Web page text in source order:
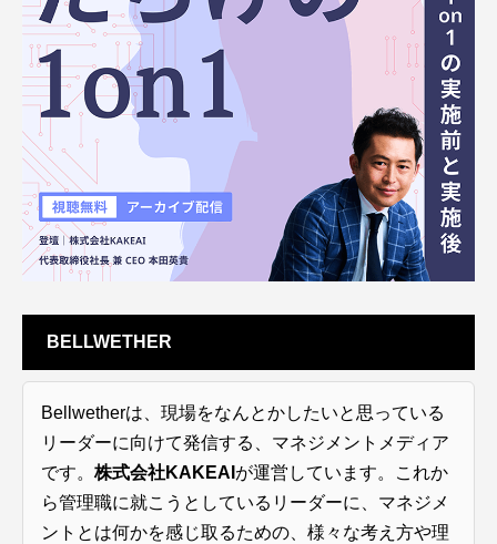
BELLWETHER
Bellwetherは、現場をなんとかしたいと思っている
リーダーに向けて発信する、マネジメントメディア
です。 株式会社KAKEAI が運営しています。これか
ら管理職に就こうとしているリーダーに、マネジメ
ントとは何かを感じ取るための、様々な考え方や理